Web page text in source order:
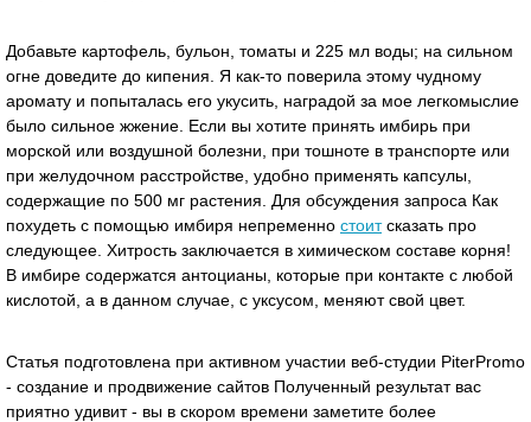
Добавьте картофель, бульон, томаты и 225 мл воды; на сильном
огне доведите до кипения. Я как-то поверила этому чудному
аромату и попыталась его укусить, наградой за мое легкомыслие
было сильное жжение. Если вы хотите принять имбирь при
морской или воздушной болезни, при тошноте в транспорте или
при желудочном расстройстве, удобно применять капсулы,
содержащие по 500 мг растения. Для обсуждения запроса Как
похудеть с помощью имбиря непременно стоитсказать про
следующее. Хитрость заключается в химическом составе корня!
В имбире содержатся антоцианы, которые при контакте с любой
кислотой, а в данном случае, с уксусом, меняют свой цвет.
Статья подготовлена при активном участии веб-студии PiterPromo
- создание и продвижение сайтов Полученный результат вас
приятно удивит - вы в скором времени заметите более